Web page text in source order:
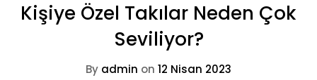
Kişiye Özel Takılar Neden Çok
Seviliyor?
By admin on 12 Nisan 2023